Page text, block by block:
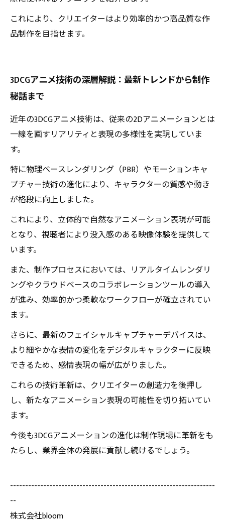
これにより、クリエイターはより効率的かつ高品質な作
品制作を目指せます。
3DCGアニメ技術の深層解説：最新トレンドから制作
秘話まで
近年の3DCGアニメ技術は、従来の2Dアニメーションとは
一線を画すリアリティと表現の多様性を実現していま
す。
特に物理ベースレンダリング（PBR）やモーションキャ
プチャー技術の進化により、キャラクターの質感や動き
が格段に向上しました。
これにより、立体的で自然なアニメーション表現が可能
となり、視聴者により没入感のある映像体験を提供して
います。
また、制作プロセスにおいては、リアルタイムレンダリ
ングやクラウドベースのコラボレーションツールの導入
が進み、効率的かつ柔軟なワークフローが確立されてい
ます。
さらに、最新のフェイシャルキャプチャーデバイスは、
より細やかな表情の変化をデジタルキャラクターに反映
できるため、感情表現の幅が広がりました。
これらの技術革新は、クリエイターの創造力を後押し
し、新たなアニメーション表現の可能性を切り拓いてい
ます。
今後も3DCGアニメーションの進化は制作現場に革新をも
たらし、業界全体の発展に貢献し続けるでしょう。
--------------------------------------------------------------------
--
株式会社bloom